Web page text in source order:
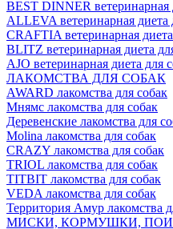
BEST DINNER ветеринарная
ALLEVA ветеринарная диета
CRAFTIA ветеринарная
BLITZ ветеринарная диета
AJO ветеринарная диета для
ЛАКОМСТВА ДЛЯ СОБАК
AWARD лакомства для собак
Мнямс лакомства для собак
Деревенские лакомства для
Molina лакомства для собак
CRAZY лакомства для собак
TRIOL лакомства для собак
TITBIT лакомства для собак
VEDA лакомства для собак
Территория Амур лакомства
МИСКИ, КОРМУШКИ,